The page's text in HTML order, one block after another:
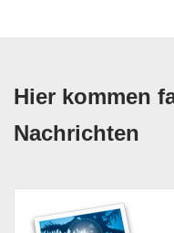
Hier kommen
Nachrichten